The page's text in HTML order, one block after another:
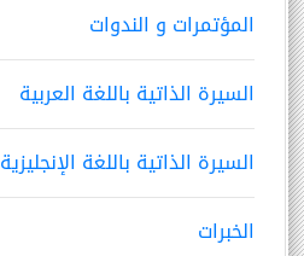
المؤتمرات و الندوات
السيرة الذاتية باللغة العربية
السيرة الذاتية باللغة الإنجليزية
الخبرات